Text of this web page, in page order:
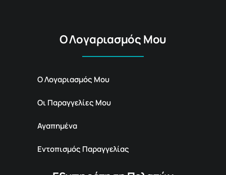
Ο Λογαριασμός Μου
Ο Λογαριασμός Μου
Οι Παραγγελίες Μου
Αγαπημένα
Εντοπισμός Παραγγελίας